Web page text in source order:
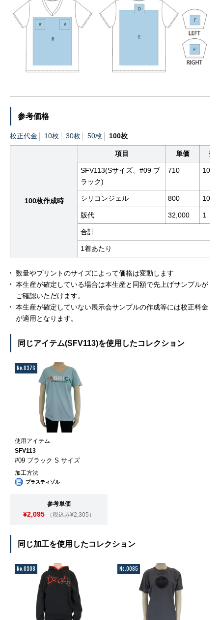
参考価格
校正代金 10枚 30枚 50枚 100枚
100枚作成時
項目 単価 数
SFV113(Sサイズ、#09 ブ
ラック)
710 100
シリコンジェル 800 100
版代 32,000 1
合計
1着あたり
数量やプリントのサイズによって価格は変動します
本生産が確定している場合は本生産と同額で先上げサンプルが
ご確認いただけます。
本生産が確定していない展示会サンプルの作成等には校正料金
が適用となります。
同じアイテム(SFV113)を使用したコレクション
No.0376
使用アイテム
SFV113
#09 ブラック S サイズ
加工方法
プラスティゾル
参考単価
¥2,095 （税込み¥2,305）
同じ加工を使用したコレクション
No.0308 No.0085